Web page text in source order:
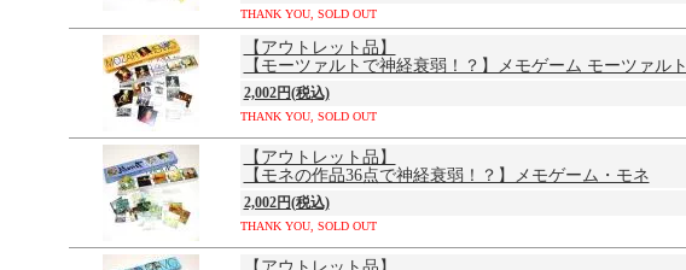
THANK YOU, SOLD OUT
【アウトレット品】
【モーツァルトで神経衰弱！？】メモゲーム モーツァルト
2,002円(税込)
THANK YOU, SOLD OUT
【アウトレット品】
【モネの作品36点で神経衰弱！？】メモゲーム・モネ
2,002円(税込)
THANK YOU, SOLD OUT